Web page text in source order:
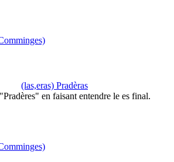
(las,eras) Pradèras
en faisant entendre le es final.